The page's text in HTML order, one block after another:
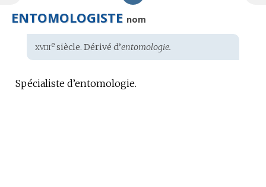
ENTOMOLOGISTE nom
Étymologie
:
xviiiesiècle. Dérivé d’entomologie.
Spécialiste d’entomologie.